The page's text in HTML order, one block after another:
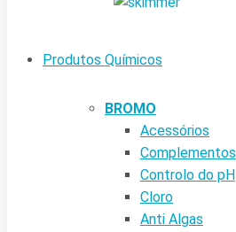
Produtos Químicos
BROMO
Acessórios
Complementos
Controlo do pH
Cloro
Anti Algas